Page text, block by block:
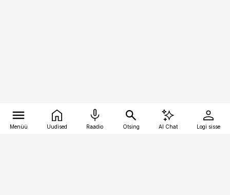
Menüü Uudised Raadio Otsing AI Chat Logi sisse